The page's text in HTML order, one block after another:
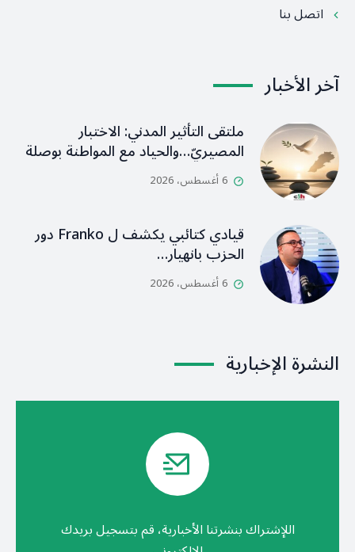
اتصل بنا
آخر الأخبار
ملتقى التأثير المدني: الاختبار
المصيريّ…والحياد مع المواطنة بوصلة
6 أغسطس، 2026
قيادي كتائبي يكشف ل Franko دور
الحزب بانهيار…
6 أغسطس، 2026
النشرة الإخبارية
اللإشتراك بنشرتنا الأخبارية، قم بتسجيل بريدك